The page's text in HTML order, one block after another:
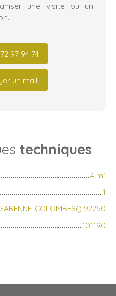
une visite ou un
97 94 74
un mail
techniques
4 m²
1
COLOMBES() 92250
101190